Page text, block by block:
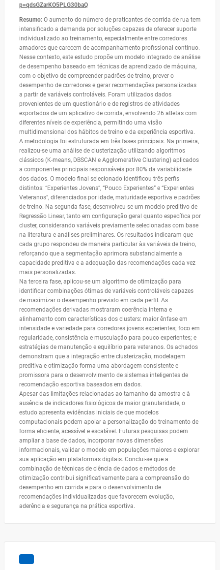
p=qdsGZarKO5PLG30baQ
Resumo: O aumento do número de praticantes de corrida de rua tem
intensificado a demanda por soluções capazes de oferecer suporte
individualizado ao treinamento, especialmente entre corredores
amadores que carecem de acompanhamento profissional contínuo.
Nesse contexto, este estudo propõe um modelo integrado de análise
de desempenho baseado em técnicas de aprendizado de máquina,
com o objetivo de compreender padrões de treino, prever o
desempenho de corredores e gerar recomendações personalizadas
a partir de variáveis controláveis. Foram utilizados dados
provenientes de um questionário e de registros de atividades
exportados de um aplicativo de corrida, envolvendo 26 atletas com
diferentes níveis de experiência, permitindo uma visão
multidimensional dos hábitos de treino e da experiência esportiva.
A metodologia foi estruturada em três fases principais. Na primeira,
realizou-se uma análise de clusterização utilizando algoritmos
clássicos (K-means, DBSCAN e Agglomerative Clustering) aplicados
a componentes principais responsáveis por 80% da variabilidade
dos dados. O modelo final selecionado identificou três perfis
distintos: “Experientes Jovens”, “Pouco Experientes” e “Experientes
Veteranos”, diferenciados por idade, maturidade esportiva e padrões
de treino. Na segunda fase, desenvolveu-se um modelo preditivo de
Regressão Linear, tanto em configuração geral quanto específica por
cluster, considerando variáveis previamente selecionadas com base
na literatura e análises preliminares. Os resultados indicaram que
cada grupo respondeu de maneira particular às variáveis de treino,
reforçando que a segmentação aprimora substancialmente a
capacidade preditiva e a adequação das recomendações cada vez
mais personalizadas.
Na terceira fase, aplicou-se um algoritmo de otimização para
identificar combinações ótimas de variáveis controláveis capazes
de maximizar o desempenho previsto em cada perfil. As
recomendações derivadas mostraram coerência interna e
alinhamento com características dos clusters: maior ênfase em
intensidade e variedade para corredores jovens experientes; foco em
regularidade, consistência e musculação para pouco experientes; e
estratégias de manutenção e equilíbrio para veteranos. Os achados
demonstram que a integração entre clusterização, modelagem
preditiva e otimização forma uma abordagem consistente e
promissora para o desenvolvimento de sistemas inteligentes de
recomendação esportiva baseados em dados.
Apesar das limitações relacionadas ao tamanho da amostra e à
ausência de indicadores fisiológicos de maior granularidade, o
estudo apresenta evidências iniciais de que modelos
computacionais podem apoiar a personalização do treinamento de
forma eficiente, acessível e escalável. Futuras pesquisas podem
ampliar a base de dados, incorporar novas dimensões
informacionais, validar o modelo em populações maiores e explorar
sua aplicação em plataformas digitais. Conclui-se que a
combinação de técnicas de ciência de dados e métodos de
otimização contribui significativamente para a compreensão do
desempenho em corrida e para o desenvolvimento de
recomendações individualizadas que favorecem evolução,
aderência e segurança na prática esportiva.